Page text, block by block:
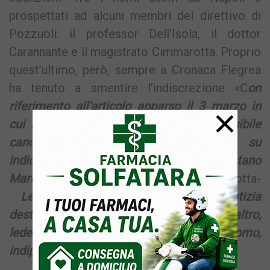
prospettati ad alcuni membri del direttivo di
Pozzuoli: il professor Dell’Isola, il dottor
Carannante e il magistrato Cimmarotta. Proprio
quest’ultimo, però, sempre a Cronaca Flegrea
ha tenuto a smentire l’indiscrezione «Con
riferimento all’articolo apparso il 3 marzo in
cui si accosta il mio nome ad una possibile
candidatura a Sindaco di Pozzuoli
su
indicazione del Segretario del PD napoletano
Marco Sarracino, -ha fatto sapere Cimmarotta-
Le rappresento che trattasi di notizia
destituita di ogni fondamento che, peraltro,
lede la mia immagine di magistrato autonomo,
indipendente e imparziale».
×